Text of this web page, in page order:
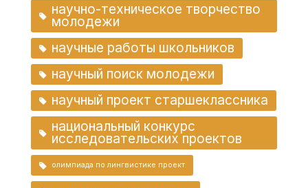
научно-техническое творчество
молодежи
научные работы школьников
научный поиск молодежи
научный проект старшеклассника
национальный конкурс
исследовательских проектов
олимпиада по лингвистике проект